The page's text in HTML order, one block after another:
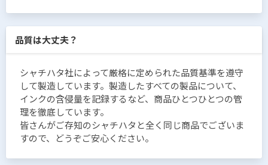
品質は大丈夫？
シャチハタ社によって厳格に定められた品質基準を遵守
して製造しています。製造したすべての製品について、
インクの含侵量を記録するなど、商品ひとつひとつの管
理を徹底しています。
皆さんがご存知のシャチハタと全く同じ商品でございま
すので、どうぞご安心ください。